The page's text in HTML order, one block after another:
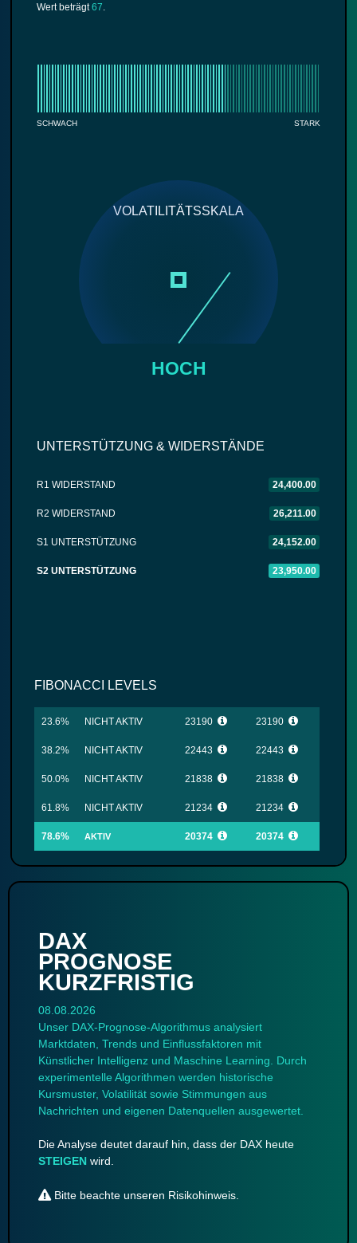
Wert beträgt67.
SCHWACH STARK
VOLATILITÄTSSKALA
HOCH
UNTERSTÜTZUNG & WIDERSTÄNDE
R1 WIDERSTAND 24,400.00
R2 WIDERSTAND 26,211.00
S1 UNTERSTÜTZUNG 24,152.00
S2 UNTERSTÜTZUNG 23,950.00
FIBONACCI LEVELS
23.6% NICHT AKTIV 23190 23190
38.2% NICHT AKTIV 22443 22443
50.0% NICHT AKTIV 21838 21838
61.8% NICHT AKTIV 21234 21234
78.6% AKTIV 20374 20374
DAX
PROGNOSE
KURZFRISTIG
08.08.2026
Unser DAX-Prognose-Algorithmus analysiert
Marktdaten, Trends und Einflussfaktoren mit
Künstlicher Intelligenz und Maschine Learning. Durch
experimentelle Algorithmen werden historische
Kursmuster, Volatilität sowie Stimmungen aus
Nachrichten und eigenen Datenquellen ausgewertet.
Die Analyse deutet darauf hin, dass der DAX heute
STEIGEN wird.
Bitte beachte unseren Risikohinweis